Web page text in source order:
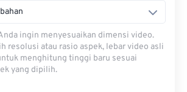
ingin menyesuaikan dimensi video.
resolusi atau rasio aspek, lebar video asli
menghitung tinggi baru sesuai
yang dipilih.